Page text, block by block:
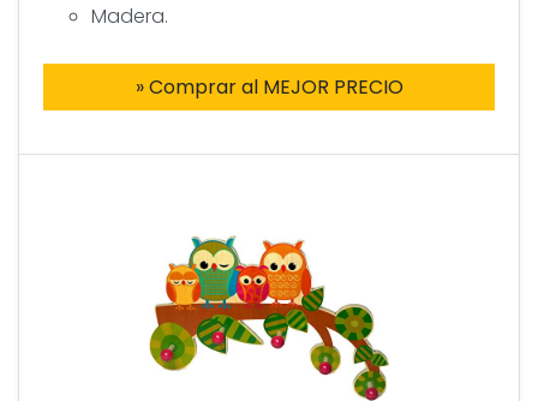
Madera.
» Comprar al MEJOR PRECIO